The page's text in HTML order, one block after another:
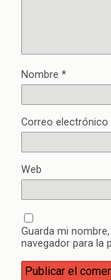
Nombre *
Correo electrónico
Web
Guarda mi
navegador para la